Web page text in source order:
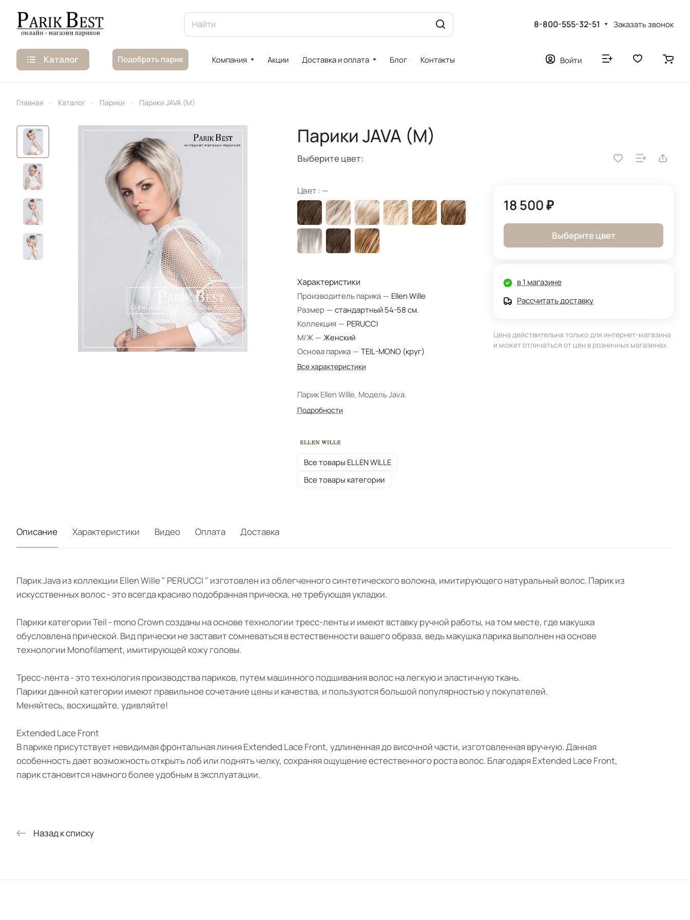
8-800-555-32-51 Заказать звонок
Каталог Подобрать парик Компания Акции Доставка и оплата Блог Контакты Войти
Главная – Каталог – Парики – Парики JAVA (M)
Парики JAVA (M)
Выберите цвет:
Цвет : —
Характеристики
Производитель парика — Ellen Wille
Размер — стандартный 54-58 см.
Коллекция — PERUCCI
М/Ж — Женский
Основа парика — TEIL-MONO (круг)
Все характеристики
Парик Ellen Wille. Модель Java.
Подробности
Все товары ELLEN WILLE
Все товары категории
18 500 ₽
Выберите цвет
в 1 магазине
Рассчитать доставку
Цена действительна только для интернет-магазина
и может отличаться от цен в розничных магазинах
Описание Характеристики Видео Оплата Доставка
Парик Java из коллекции Ellen Wille " PERUCCI " изготовлен из облегченного синтетического волокна, имитирующего натуральный волос. Парик из
искусственных волос - это всегда красиво подобранная прическа, не требующая укладки.
Парики категории Teil - mono Crown созданы на основе технологии тресс-ленты и имеют вставку ручной работы, на том месте, где макушка
обусловлена прической. Вид прически не заставит сомневаться в естественности вашего образа, ведь макушка парика выполнен на основе
технологии Monofilament, имитирующей кожу головы.
Тресс-лента - это технология производства париков, путем машинного подшивания волос на легкую и эластичную ткань.
Парики данной категории имеют правильное сочетание цены и качества, и пользуются большой популярностью у покупателей.
Меняйтесь, восхищайте, удивляйте!
Extended Lace Front
В парике присутствует невидимая фронтальная линия Extended Lace Front, удлиненная до височной части, изготовленная вручную. Данная
особенность дает возможность открыть лоб или поднять челку, сохраняя ощущение естественного роста волос. Благодаря Extended Lace Front,
парик становится намного более удобным в эксплуатации.
Назад к списку